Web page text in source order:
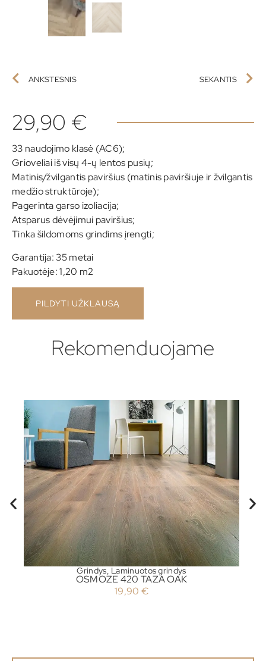
ANKSTESNIS SEKANTIS
29,90 €
33 naudojimo klasė (AC6);
Grioveliai iš visų 4-ų lentos pusių;
Matinis/žvilgantis paviršius (matinis paviršiuje ir žvilgantis
medžio struktūroje);
Pagerinta garso izoliacija;
Atsparus dėvėjimui paviršius;
Tinka šildomoms grindims įrengti;
Garantija: 35 metai
Pakuotėje: 1,20 m2
PILDYTI UŽKLAUSĄ
Rekomenduojame
Grindys, Laminuotos grindys
OSMOZE 420 TAZA OAK
19,90 €